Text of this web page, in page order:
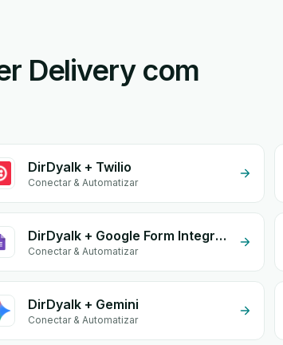
Delivery com
DirDyalk + Twilio
Conectar & Automatizar
DirDyalk + Google Form Integration
Conectar & Automatizar
DirDyalk + Gemini
Conectar & Automatizar